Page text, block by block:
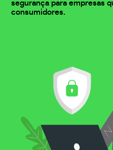
segurança para empresas
consumidores.